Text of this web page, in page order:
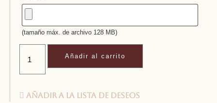
(tamaño máx. de archivo 128 MB)
Añadir al carrito
Añadir a la lista de deseos